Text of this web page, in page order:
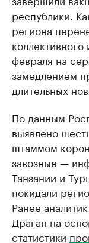
республики.
региона
февраля на
замедлением
длительных
По данным
выявлено
штаммом
завозные —
Танзании и
покидали
Ранее
Драган на
статистики